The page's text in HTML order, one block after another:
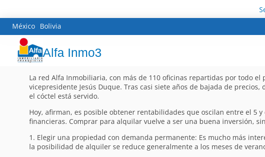
México Bolivia
Alfa Inmo3
La red Alfa Inmobiliaria, con más de 110 oficinas repartidas por todo
vicepresidente Jesús Duque. Tras casi siete años de bajada de
el cóctel está servido.
Hoy, afirman, es posible obtener rentabilidades que oscilan entre el 5
financieras. Comprar para alquilar vuelve a ser una buena inversión,
1. Elegir una propiedad con demanda permanente: Es mucho más
la posibilidad de alquiler se reduce generalmente a los meses de